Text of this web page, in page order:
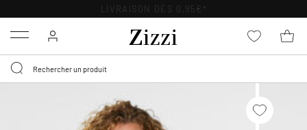
LIVRAISON DÈS 0,95€*
Menu